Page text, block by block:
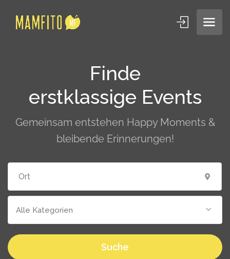
Finde
erstklassige Events
Gemeinsam entstehen Happy Moments &
bleibende Erinnerungen!
Alle Kategorien
Suche